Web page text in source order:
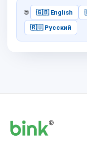
🌐 🇬🇧 English
🇷🇺 Русский